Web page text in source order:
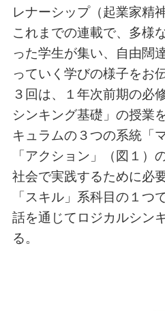
レナーシップ（起業家精
これまでの連載で、多様
った学生が集い、自由闊
っていく学びの様子をお
３回は、１年次前期の必
シンキング基礎」の授業
キュラムの３つの系統「
「アクション」（図１）
社会で実践するために必
「スキル」系科目の１つ
話を通じてロジカルシン
る。